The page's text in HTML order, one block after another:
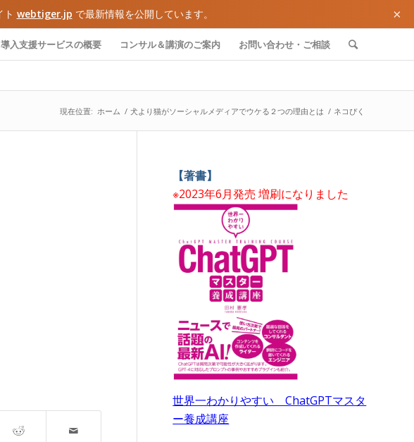
webtiger.jp で最新情報を公開しています。 ×
入支援サービスの概要 コンサル＆講演のご案内 お問い合わせ・ご相談
現在位置: ホーム / 犬より猫がソーシャルメディアでウケる２つの理由とは / ネコぴく
【著書】
※2023年6月発売 増刷になりました
世界一わかりやすい ChatGPTマスタ
ー養成講座